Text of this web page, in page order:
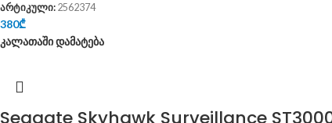
არტიკული: 2562374
380₾
კალათაში დამატება
Seagate Skyhawk Surveillance